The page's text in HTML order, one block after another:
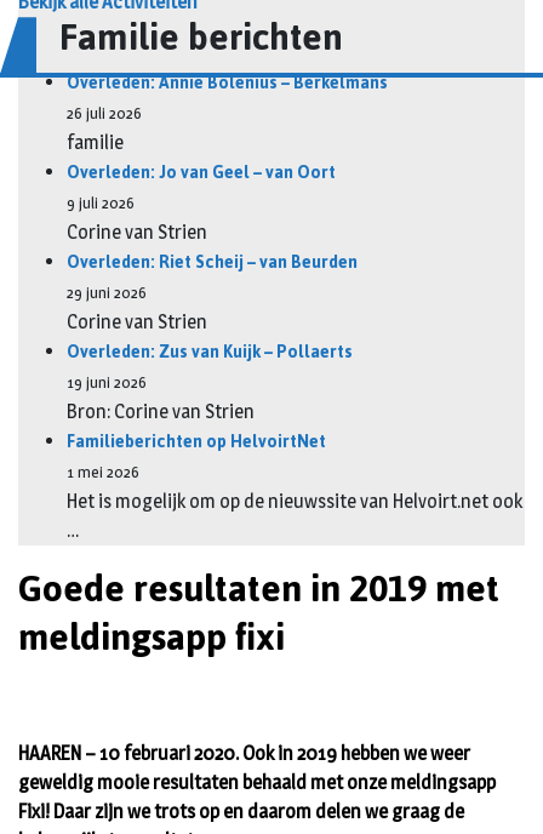
Familie berichten
Overleden: Annie Bolenius – Berkelmans
26 juli 2026
familie
Overleden: Jo van Geel – van Oort
9 juli 2026
Corine van Strien
Overleden: Riet Scheij – van Beurden
29 juni 2026
Corine van Strien
Overleden: Zus van Kuijk – Pollaerts
19 juni 2026
Bron: Corine van Strien
Familieberichten op HelvoirtNet
1 mei 2026
Het is mogelijk om op de nieuwssite van Helvoirt.net ook
…
Goede resultaten in 2019 met
meldingsapp fixi
HAAREN – 10 februari 2020. Ook in 2019 hebben we weer
geweldig mooie resultaten behaald met onze meldingsapp
Fixi! Daar zijn we trots op en daarom delen we graag de